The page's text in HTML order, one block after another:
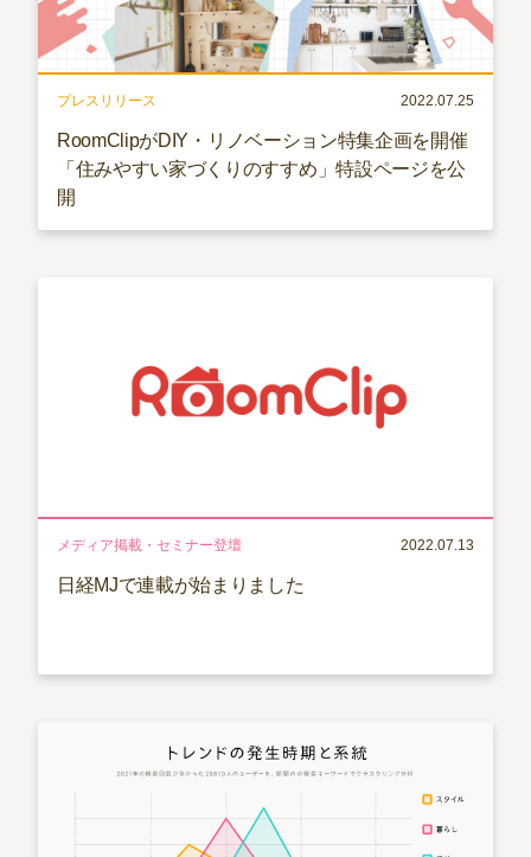
プレスリリース 2022.07.25
RoomClipがDIY・リノベーション特集企画を開催
「住みやすい家づくりのすすめ」特設ページを公
開
メディア掲載・セミナー登壇 2022.07.13
日経MJで連載が始まりました